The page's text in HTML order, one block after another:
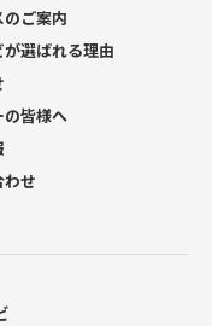
ご案内
が選ばれる理由
の皆様へ
わせ